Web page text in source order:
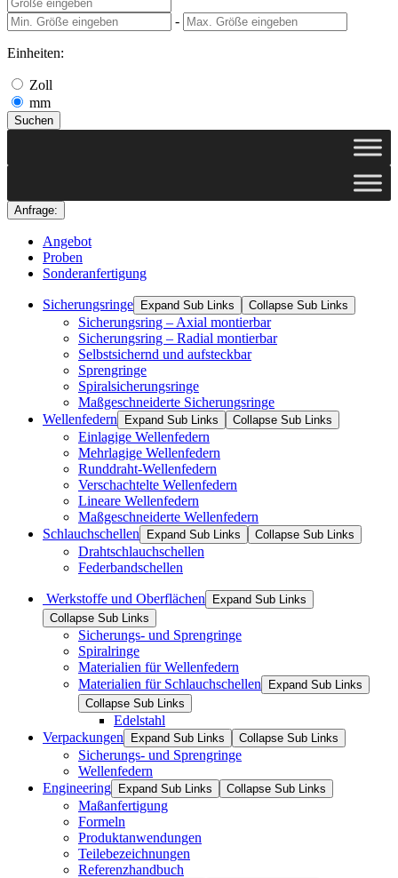
-
Einheiten:
Zoll
mm
Suchen
Anfrage:
Angebot
Proben
Sonderanfertigung
Sicherungsringe Expand Sub Links Collapse Sub Links
Sicherungsring – Axial montierbar
Sicherungsring – Radial montierbar
Selbstsichernd und aufsteckbar
Sprengringe
Spiralsicherungsringe
Maßgeschneiderte Sicherungsringe
Wellenfedern
Expand Sub Links Collapse Sub Links
Einlagige Wellenfedern
Mehrlagige Wellenfedern
Runddraht-Wellenfedern
Verschachtelte Wellenfedern
Lineare Wellenfedern
Maßgeschneiderte Wellenfedern
Schlauchschellen
Expand Sub Links Collapse Sub Links
Drahtschlauchschellen
Federbandschellen
Werkstoffe und Oberflächen
Expand Sub Links
Collapse Sub Links
Sicherungs- und Sprengringe
Spiralringe
Materialien für Wellenfedern
Materialien für Schlauchschellen
Expand Sub Links
Collapse Sub Links
Edelstahl
Verpackungen
Expand Sub Links Collapse Sub Links
Sicherungs- und Sprengringe
Wellenfedern
Engineering
Expand Sub Links Collapse Sub Links
Maßanfertigung
Formeln
Produktanwendungen
Teilebezeichnungen
Referenzhandbuch